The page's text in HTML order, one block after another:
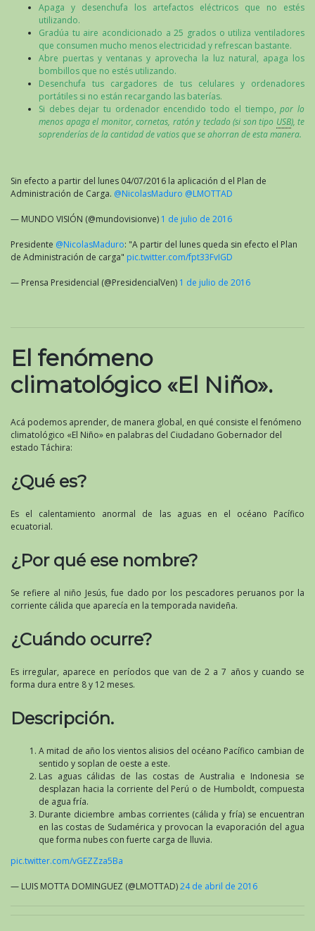
Apaga y desenchufa los artefactos eléctricos que no estés
utilizando.
Gradúa tu aire acondicionado a 25 grados o utiliza ventiladores
que consumen mucho menos electricidad y refrescan bastante.
Abre puertas y ventanas y aprovecha la luz natural, apaga los
bombillos que no estés utilizando.
Desenchufa tus cargadores de tus celulares y ordenadores
portátiles si no están recargando las baterías.
Si debes dejar tu ordenador encendido todo el tiempo,por lo
menos apaga el monitor, cornetas, ratón y teclado (si son tipo USB), te
soprenderías de la cantidad de vatios que se ahorran de esta manera.
Sin efecto a partir del lunes 04/07/2016 la aplicación d el Plan de
Administración de Carga. @NicolasMaduro @LMOTTAD
— MUNDO VISIÓN (@mundovisionve) 1 de julio de 2016
Presidente @NicolasMaduro: "A partir del lunes queda sin efecto el Plan
de Administración de carga" pic.twitter.com/fpt33FvIGD
— Prensa Presidencial (@PresidencialVen) 1 de julio de 2016
El fenómeno
climatológico «El Niño».
Acá podemos aprender, de manera global, en qué consiste el fenómeno
climatológico «El Niño» en palabras del Ciudadano Gobernador del
estado Táchira:
¿Qué es?
Es el calentamiento anormal de las aguas en el océano Pacífico
ecuatorial.
¿Por qué ese nombre?
Se refiere al niño Jesús, fue dado por los pescadores peruanos por la
corriente cálida que aparecía en la temporada navideña.
¿Cuándo ocurre?
Es irregular, aparece en períodos que van de 2 a 7 años y cuando se
forma dura entre 8 y 12 meses.
Descripción.
A mitad de año los vientos alisios del océano Pacífico cambian de
sentido y soplan de oeste a este.
Las aguas cálidas de las costas de Australia e Indonesia se
desplazan hacia la corriente del Perú o de Humboldt, compuesta
de agua fría.
Durante diciembre ambas corrientes (cálida y fría) se encuentran
en las costas de Sudamérica y provocan la evaporación del agua
que forma nubes con fuerte carga de lluvia.
pic.twitter.com/vGEZZza5Ba
— LUIS MOTTA DOMINGUEZ (@LMOTTAD)24 de abril de 2016